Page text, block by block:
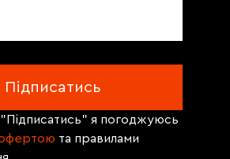
я погоджуюсь
та правилами